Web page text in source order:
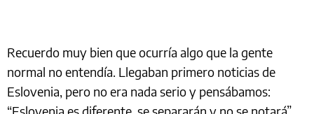
Recuerdo muy bien que ocurría algo que la gente
normal no entendía. Llegaban primero noticias de
Eslovenia, pero no era nada serio y pensábamos: